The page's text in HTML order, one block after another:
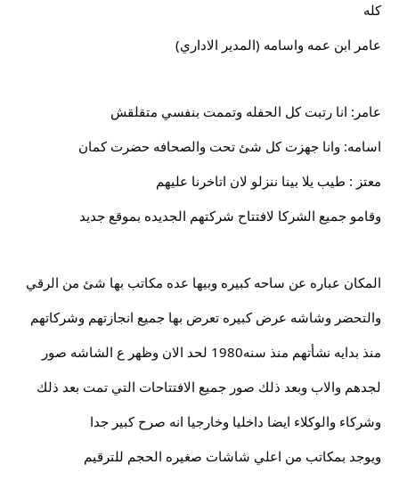
كله
عامر ابن عمه واسامه (المدير الاداري)
عامر: انا رتبت كل الحفله وتممت بنفسي متقلقش
اسامه: وانا جهزت كل شئ تحت والصحافه حضرت كمان
معتز : طيب يلا بينا ننزلو لان اتاخرنا عليهم
وقامو جميع الشركا لافتتاح شركتهم الجديده بموقع جديد
المكان عباره عن ساحه كبيره وبيها عده مكاتب بها شئ من الرقي
والتحضر وشاشه عرض كبيره تعرض بها جميع انجازتهم وشركاتهم
منذ بدايه نشأتهم منذ سنه1980 لحد الان وظهر ع الشاشه صور
لجدهم والاب وبعد ذلك صور جميع الافتتاحات التي تمت بعد ذلك
وشركاء والوكلاء ايضا داخليا وخارجيا انه صرح كبير جدا
ويوجد بمكاتب من اعلي شاشات صغيره الحجم للترقيم